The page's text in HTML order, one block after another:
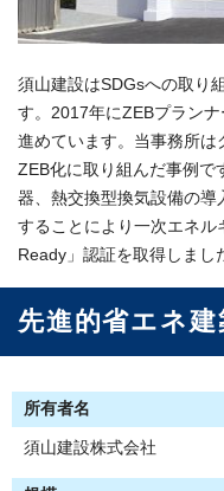
須山建設はSDGsへの取り
す。2017年にZEBプラン
進めています。当事務所は
ZEB化に取り組んだ事例で
器、熱交換型換気設備の導
することにより一次エネ
Ready」認証を取得しまし
先進的省エネ
所有者名
須山建設株式会社